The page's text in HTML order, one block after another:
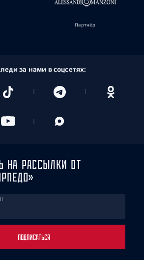
Партнёр
за нами в соцсетях:
НА РАССЫЛКИ ОТ
ПОДПИСАТЬСЯ